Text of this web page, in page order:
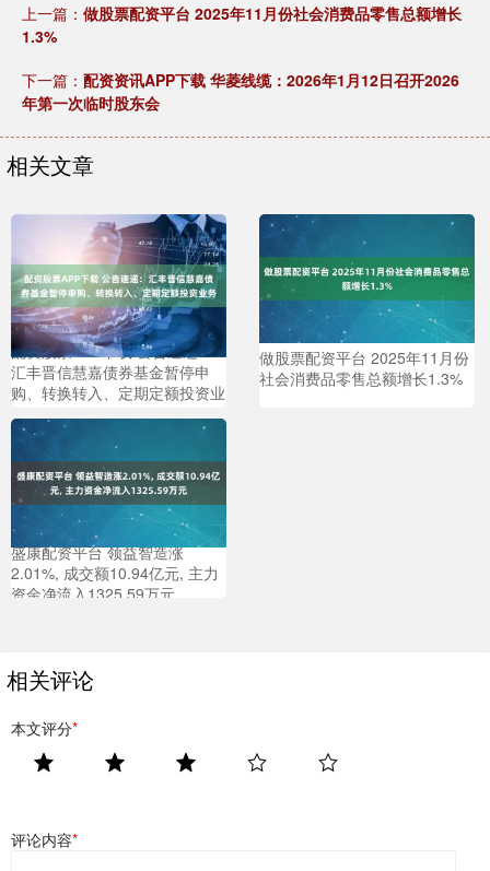
上一篇： 做股票配资平台 2025年11月份社会消费品零售总额增长
1.3%
下一篇： 配资资讯APP下载 华菱线缆：2026年1月12日召开2026
年第一次临时股东会
相关文章
配资股票APP下载 公告速递：
汇丰晋信慧嘉债券基金暂停申
购、转换转入、定期定额投资业
做股票配资平台 2025年11月份
社会消费品零售总额增长1.3%
盛康配资平台 领益智造涨
2.01%, 成交额10.94亿元, 主力
资金净流入1325.59万元
相关评论
本文评分*
评论内容*